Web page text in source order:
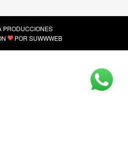
PRODUCCIONES
POR SUWWWEB